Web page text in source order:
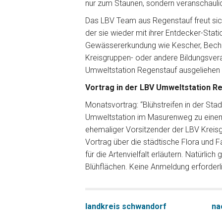
nur zum Staunen, sondern
Das LBV Team aus Regenstauf freut
der sie wieder mit ihrer Entdecker-
Gewässererkundung wie Kescher,
Kreisgruppen- oder andere
Umweltstation Regenstauf
Vortrag in der LBV Umweltstation
Monatsvortrag: “Blühstreifen in der
Umweltstation im Masurenweg zu
ehemaliger Vorsitzender der LBV
Vortrag über die städtische Flora und
für die Artenvielfalt erläutern. Natürlich
Blühflächen. Keine Anmeldung
landkreis schwandorf